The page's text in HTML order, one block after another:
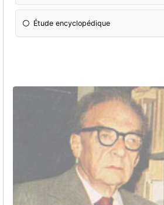
Étude encyclopédique